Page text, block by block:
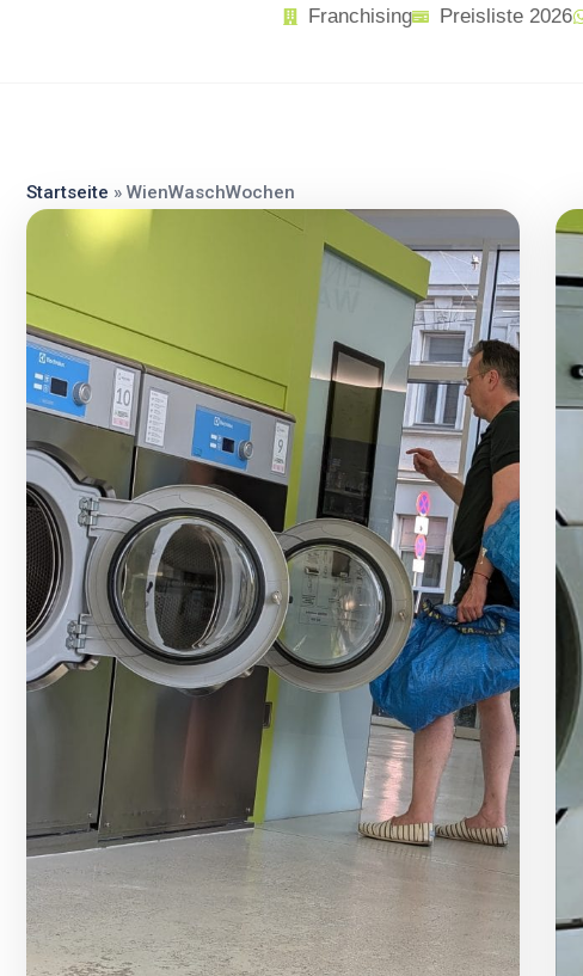
Franchising Preisliste 2026
Startseite » WienWaschWochen